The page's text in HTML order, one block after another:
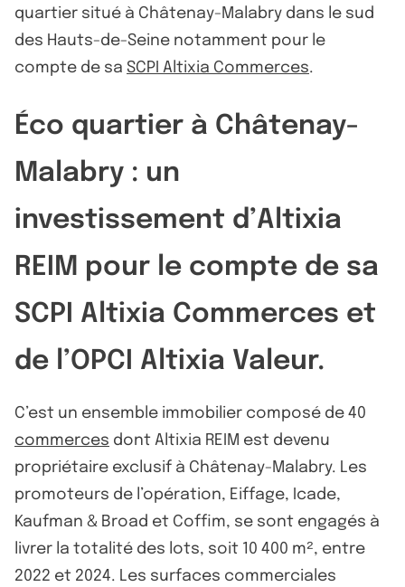
quartier situé à Châtenay-Malabry dans le sud
des Hauts-de-Seine notamment pour le
compte de sa SCPI Altixia Commerces.
Éco quartier à Châtenay-
Malabry : un
investissement d’Altixia
REIM pour le compte de sa
SCPI Altixia Commerces et
de l’OPCI Altixia Valeur.
C’est un ensemble immobilier composé de 40
commerces dont Altixia REIM est devenu
propriétaire exclusif à Châtenay-Malabry. Les
promoteurs de l’opération, Eiffage, Icade,
Kaufman & Broad et Coffim, se sont engagés à
livrer la totalité des lots, soit 10 400 m², entre
2022 et 2024. Les surfaces commerciales